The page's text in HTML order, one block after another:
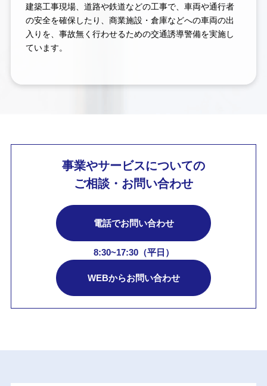
建築工事現場、道路や鉄道などの工事で、車両や通行者
の安全を確保したり、商業施設・倉庫などへの車両の出
入りを、事故無く行わせるための交通誘導警備を実施し
ています。
事業やサービスについての
ご相談・お問い合わせ
電話でお問い合わせ
8:30~17:30（平日）
WEBからお問い合わせ